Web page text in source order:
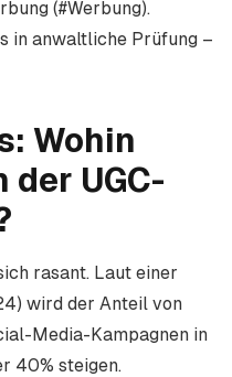
(#Werbung).
in anwaltliche Prüfung –
Wohin
UGC-
rasant. Laut einer
wird der Anteil von
Media-Kampagnen in
40% steigen.